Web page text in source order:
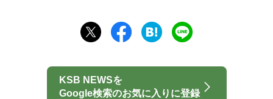
KSB NEWSを
Google検索のお気に入りに登録